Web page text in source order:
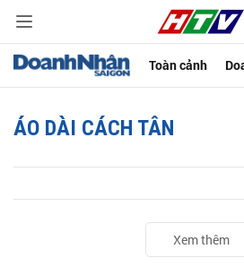
Toàn cảnh
ÁO DÀI CÁCH TÂN
Xem thêm